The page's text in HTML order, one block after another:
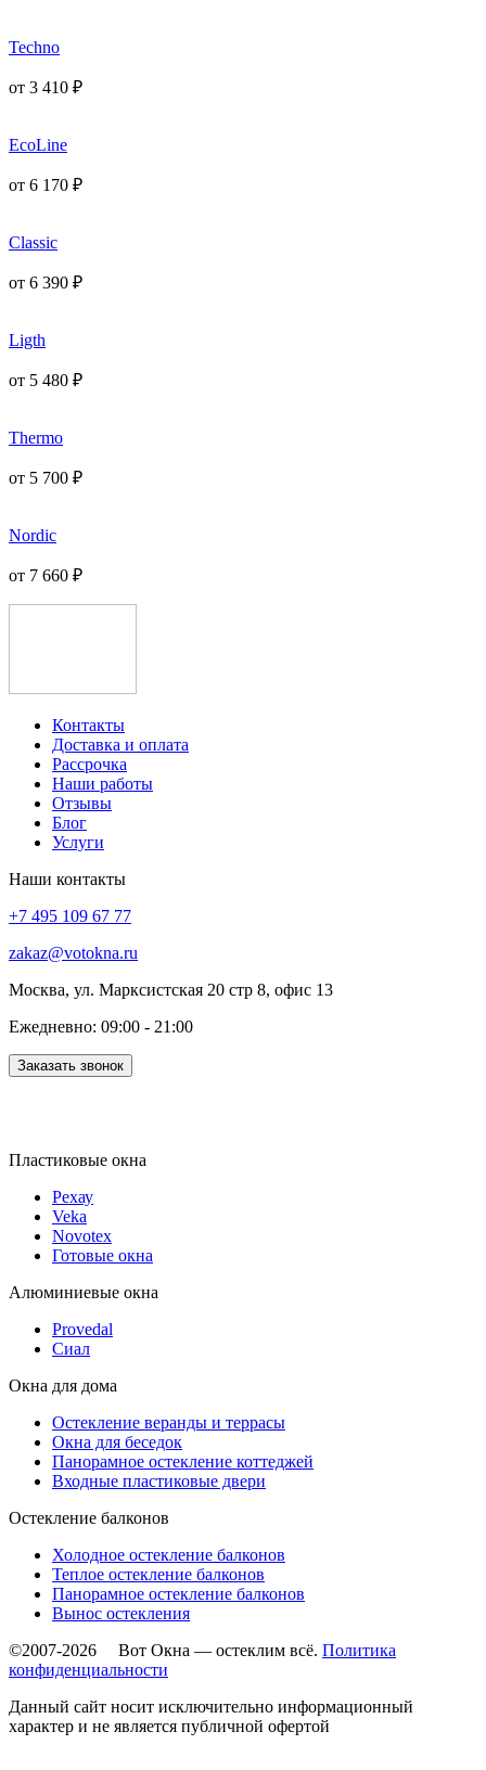
Techno
от 3 410 ₽
EcoLine
от 6 170 ₽
Classic
от 6 390 ₽
Ligth
от 5 480 ₽
Thermo
от 5 700 ₽
Nordic
от 7 660 ₽
Контакты
Доставка и оплата
Рассрочка
Наши работы
Отзывы
Блог
Услуги
Наши контакты
+7 495 109 67 77
zakaz@votokna.ru
Москва, ул. Марксистская 20 стр 8, офис 13
Ежедневно: 09:00 - 21:00
Заказать звонок
Пластиковые окна
Рехау
Veka
Novotex
Готовые окна
Алюминиевые окна
Provedal
Сиал
Окна для дома
Остекление веранды и террасы
Окна для беседок
Панорамное остекление коттеджей
Входные пластиковые двери
Остекление балконов
Холодное остекление балконов
Теплое остекление балконов
Панорамное остекление балконов
Вынос остекления
©2007-2026 Вот Окна — остеклим всё. Политика
конфиденциальности
Данный сайт носит исключительно информационный
характер и не является публичной офертой